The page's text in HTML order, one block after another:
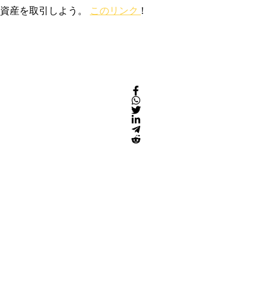
産を取引しよう。 このリンク !